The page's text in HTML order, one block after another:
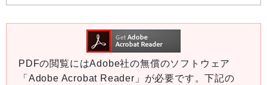
PDFの閲覧にはAdobe社の無償のソフトウェア
「Adobe Acrobat Reader」が必要です。下記の